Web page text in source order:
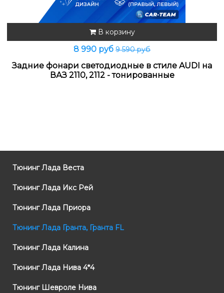
В корзину
8 990 руб 9 590 руб
Задние фонари светодиодные в стиле AUDI на
ВАЗ 2110, 2112 - тонированные
Тюнинг Лада Веста
Тюнинг Лада Икс Рей
Тюнинг Лада Приора
Тюнинг Лада Гранта, Гранта FL
Тюнинг Лада Калина
Тюнинг Лада Нива 4*4
Тюнинг Шевроле Нива